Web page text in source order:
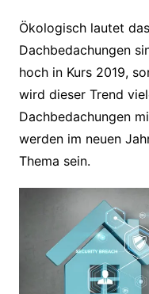
Ökologisch lautet
Dachbedachungen
hoch in Kurs 2019,
wird dieser Trend
Dachbedachungen
werden im neuen
Thema sein.